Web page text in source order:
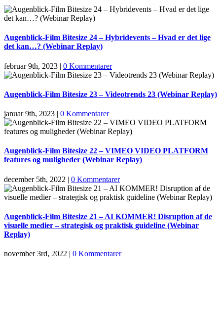
Augenblick-Film Bitesize 24 – Hybridevents – Hvad er det lige
det kan…? (Webinar Replay)
februar 9th, 2023 | 0 Kommentarer
Augenblick-Film Bitesize 23 – Videotrends 23 (Webinar Replay)
januar 9th, 2023 | 0 Kommentarer
Augenblick-Film Bitesize 22 – VIMEO VIDEO PLATFORM
features og muligheder (Webinar Replay)
december 5th, 2022 | 0 Kommentarer
Augenblick-Film Bitesize 21 – AI KOMMER! Disruption af de
visuelle medier – strategisk og praktisk guideline (Webinar
Replay)
november 3rd, 2022 | 0 Kommentarer